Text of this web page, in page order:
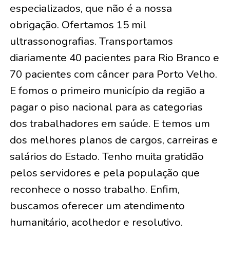
especializados, que não é a nossa
obrigação. Ofertamos 15 mil
ultrassonografias. Transportamos
diariamente 40 pacientes para Rio Branco e
70 pacientes com câncer para Porto Velho.
E fomos o primeiro município da região a
pagar o piso nacional para as categorias
dos trabalhadores em saúde. E temos um
dos melhores planos de cargos, carreiras e
salários do Estado. Tenho muita gratidão
pelos servidores e pela população que
reconhece o nosso trabalho. Enfim,
buscamos oferecer um atendimento
humanitário, acolhedor e resolutivo.